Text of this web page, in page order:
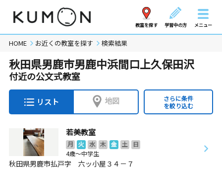
教室を探す 学習中の方 メニュー
HOME お近くの教室を探す 検索結果
秋田県男鹿市男鹿中浜間口上久保田沢
付近の公文式教室
リスト 地図
さらに条件
を絞り込む
若美教室
月 火 水 木 金 土
日
4歳～中学生
秋田県男鹿市払戸字 六ッ小屋３４－７